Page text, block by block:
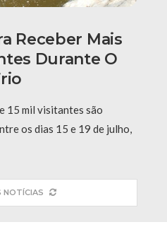
Receber Mais
Durante O
15 mil visitantes são
os dias 15 e 19 de julho,
NOTÍCIAS